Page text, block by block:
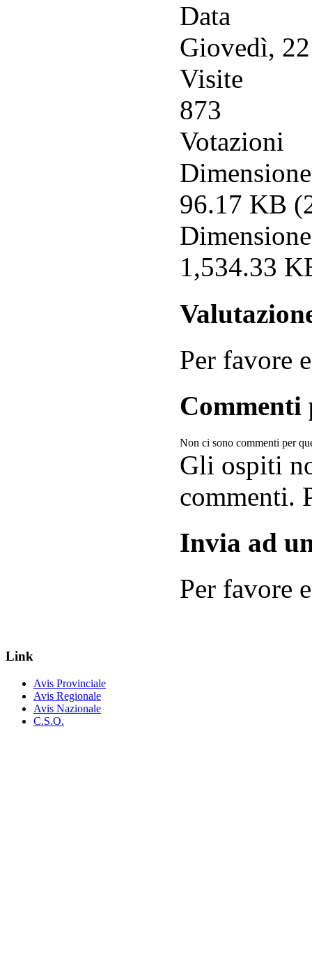
Data
Giovedì,
Visite
873
Votazioni
96.17 KB
1,534.33
Per favore
Commenti
Non ci sono commenti per
Gli ospiti
commenti.
Invia ad
Per favore
Link
Avis Provinciale
Avis Regionale
Avis Nazionale
C.S.O.